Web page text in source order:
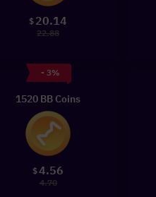
$ 20.14
22.88
- 3%
1520 BB Coins
$4.56
4.70